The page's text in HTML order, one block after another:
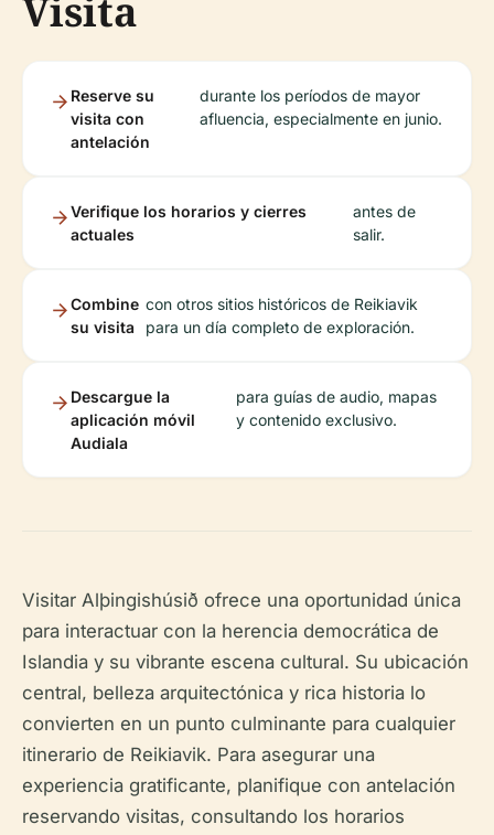
Visita
Reserve su
visita con
antelación
durante los períodos de mayor
afluencia, especialmente en junio.
Verifique los horarios y cierres
actuales
antes de
salir.
Combine
su visita
con otros sitios históricos de Reikiavik
para un día completo de exploración.
Descargue la
aplicación móvil
Audiala
para guías de audio, mapas
y contenido exclusivo.
Visitar Alþingishúsið ofrece una oportunidad única
para interactuar con la herencia democrática de
Islandia y su vibrante escena cultural. Su ubicación
central, belleza arquitectónica y rica historia lo
convierten en un punto culminante para cualquier
itinerario de Reikiavik. Para asegurar una
experiencia gratificante, planifique con antelación
reservando visitas, consultando los horarios